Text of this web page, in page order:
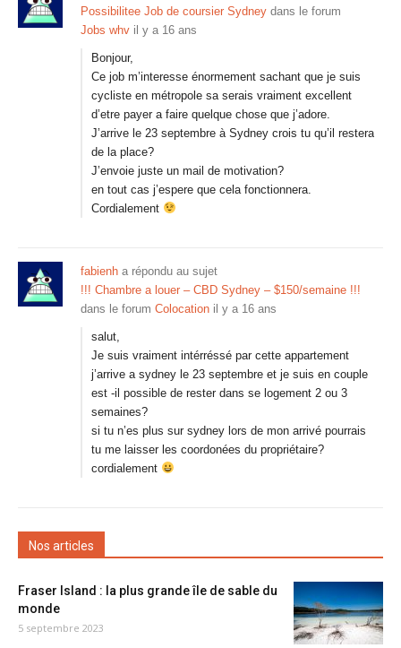
Possibilitee Job de coursier Sydney dans le forum
Jobs whv il y a 16 ans
Bonjour,
Ce job m’interesse énormement sachant que je suis
cycliste en métropole sa serais vraiment excellent
d’etre payer a faire quelque chose que j’adore.
J’arrive le 23 septembre à Sydney crois tu qu’il restera
de la place?
J’envoie juste un mail de motivation?
en tout cas j’espere que cela fonctionnera.
Cordialement
fabienh a répondu au sujet
!!! Chambre a louer – CBD Sydney – $150/semaine !!!
dans le forum Colocation il y a 16 ans
salut,
Je suis vraiment intérréssé par cette appartement
j’arrive a sydney le 23 septembre et je suis en couple
est -il possible de rester dans se logement 2 ou 3
semaines?
si tu n’es plus sur sydney lors de mon arrivé pourrais
tu me laisser les coordonées du propriétaire?
cordialement
Nos articles
Fraser Island : la plus grande île de sable du
monde
5 septembre 2023